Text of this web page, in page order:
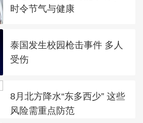
时令节气与健康
泰国发生校园枪击事件 多人
受伤
8月北方降水“东多西少” 这些
风险需重点防范